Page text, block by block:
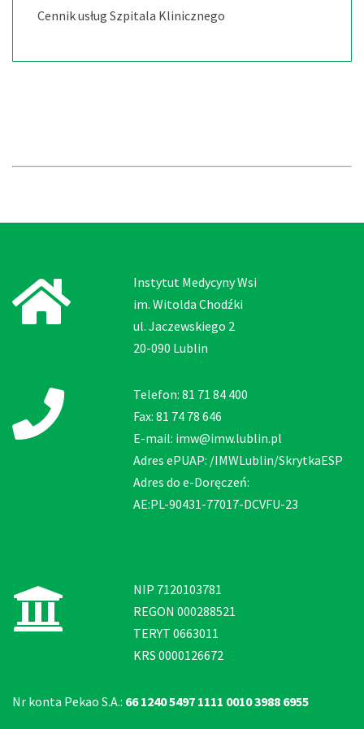
Cennik usług Szpitala Klinicznego
Instytut Medycyny Wsi
im. Witolda Chodźki
ul. Jaczewskiego 2
20-090 Lublin
Telefon: 81 71 84 400
Fax: 81 74 78 646
E-mail: imw@imw.lublin.pl
Adres ePUAP: /IMWLublin/SkrytkaESP
Adres do e-Doręczeń:
AE:PL-90431-77017-DCVFU-23
NIP 7120103781
REGON 000288521
TERYT 0663011
KRS 0000126672
Nr konta Pekao S.A.: 66 1240 5497 1111 0010 3988 6955